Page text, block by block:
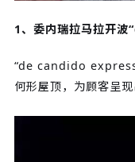
1、委内瑞拉马拉开
“de candido
何形屋顶，为顾客呈